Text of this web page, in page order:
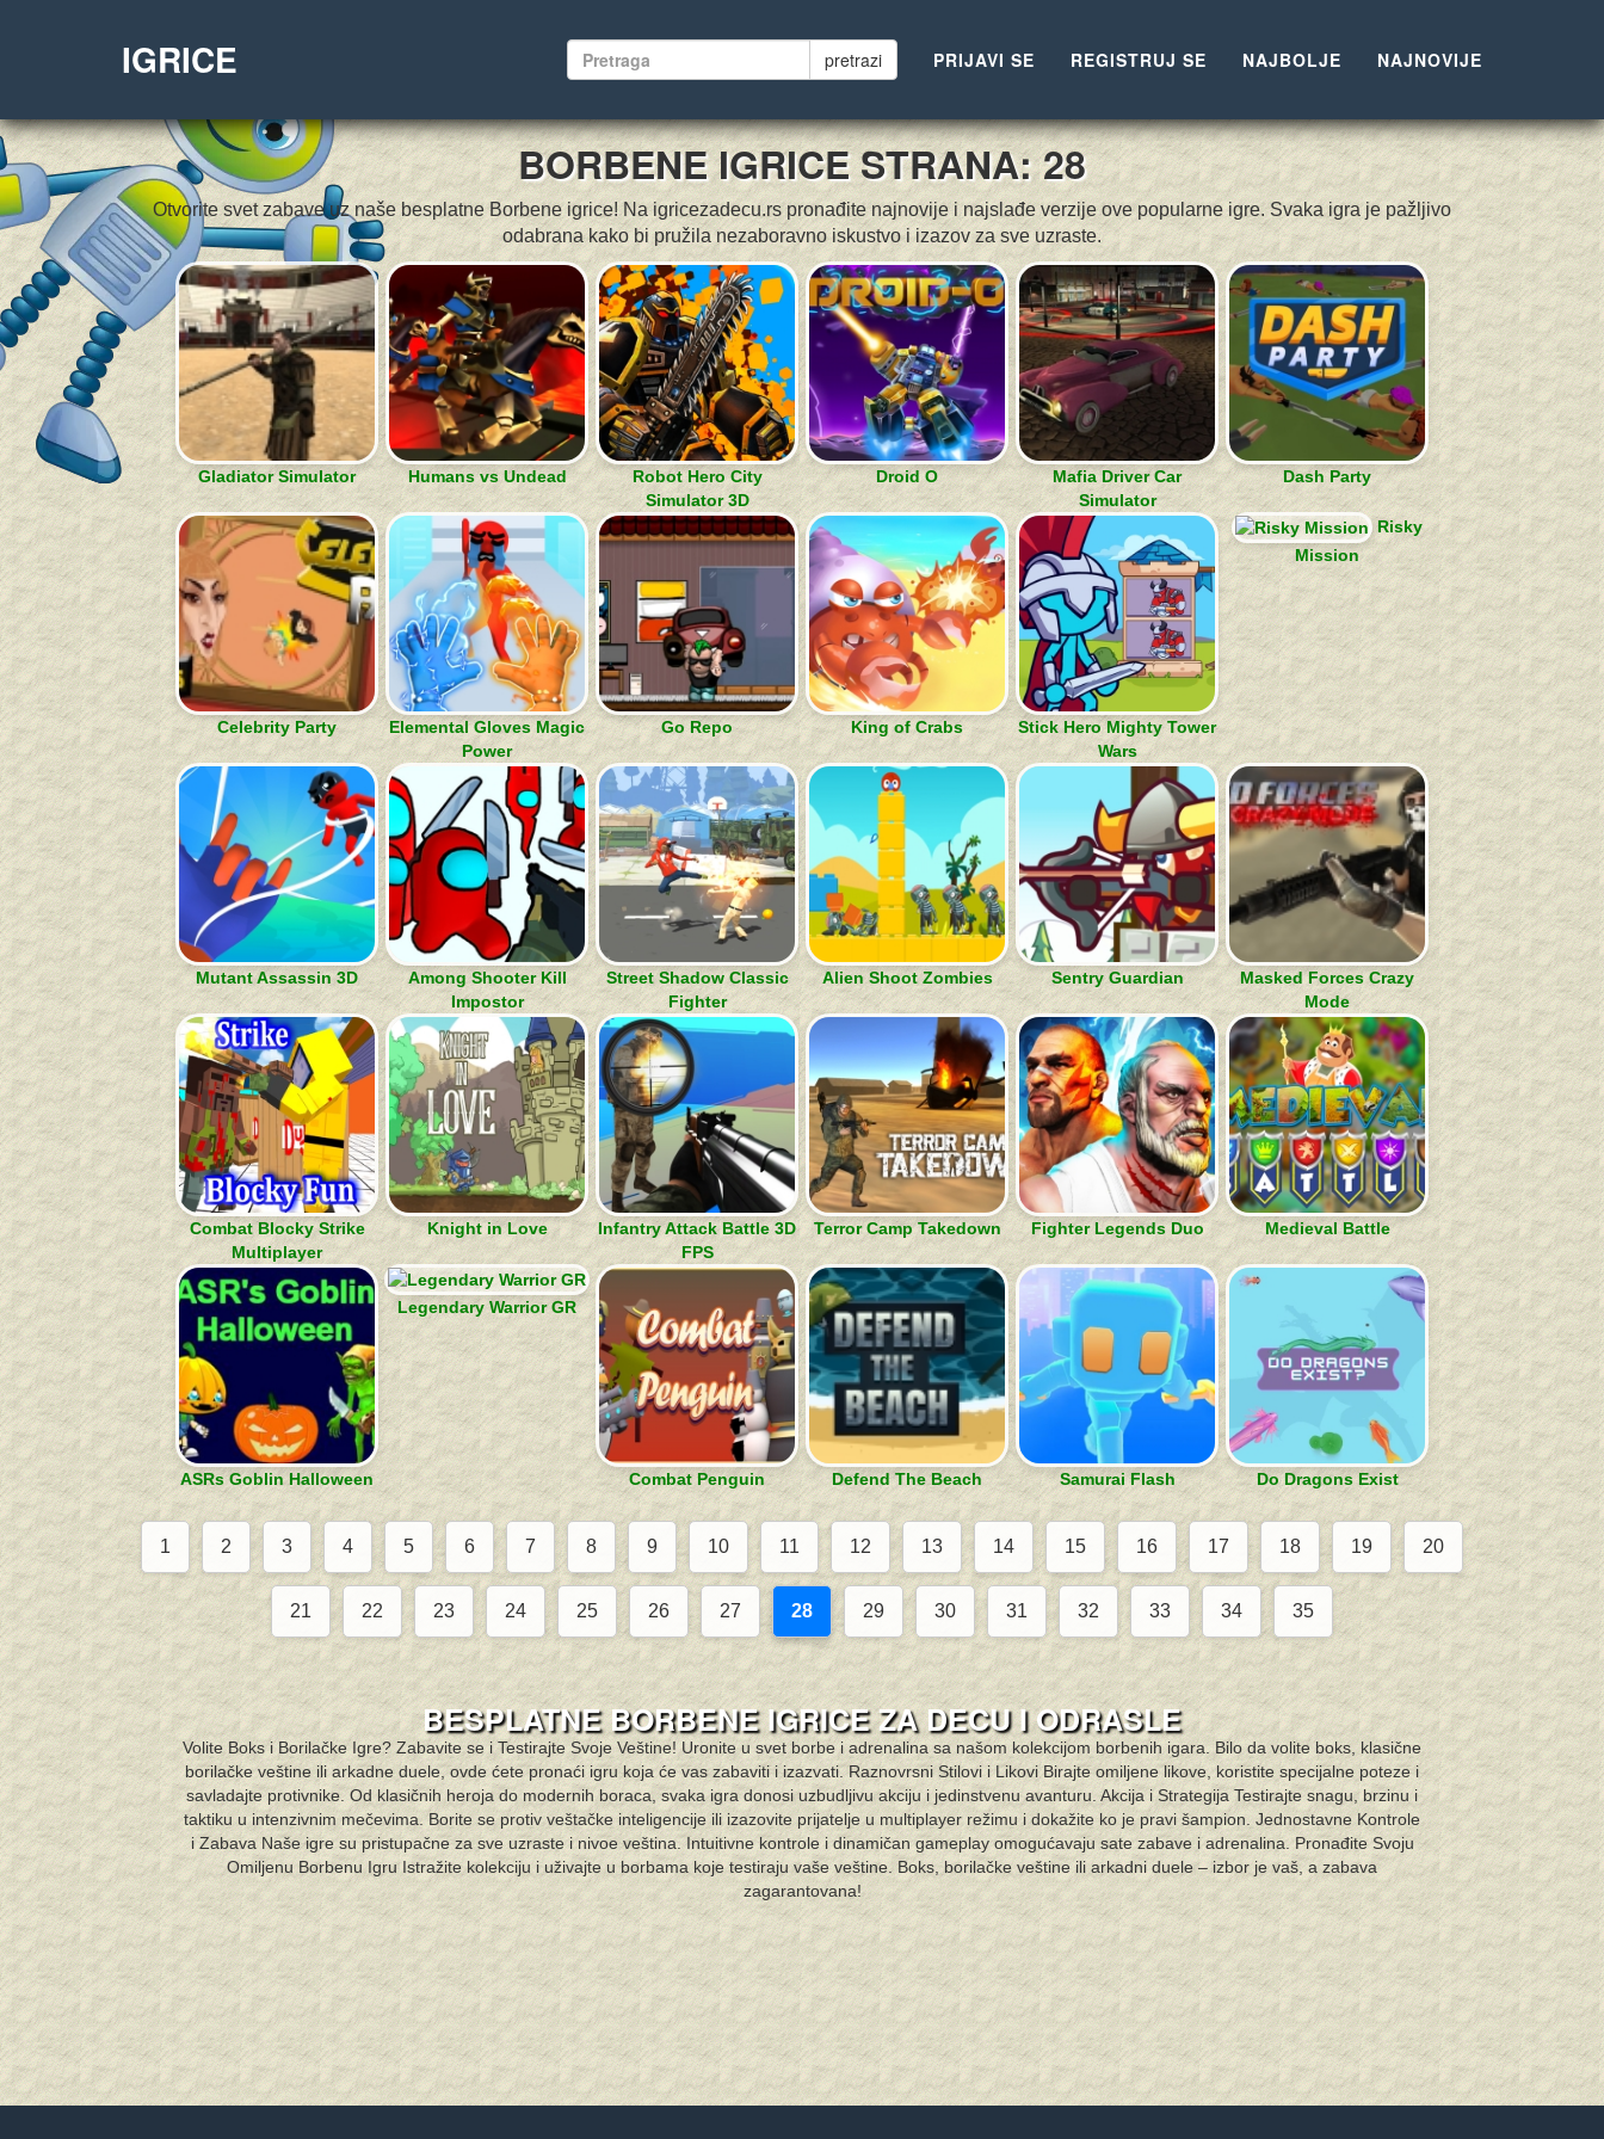
IGRICE pretrazi PRIJAVI SE REGISTRUJ SE NAJBOLJE NAJNOVIJE
BORBENE IGRICE STRANA: 28
Otvorite svet zabave uz naše besplatne Borbene igrice! Na igricezadecu.rs pronađite najnovije i najslađe verzije ove popularne igre. Svaka igra je pažljivo
odabrana kako bi pružila nezaboravno iskustvo i izazov za sve uzraste.
Gladiator Simulator Humans vs Undead
Robot Hero City
Simulator 3D
Droid O
Mafia Driver Car
Simulator
Dash Party
Celebrity Party
Elemental Gloves Magic
Power
Go Repo King of Crabs
Stick Hero Mighty Tower
Wars
Risky
Mission
Mutant Assassin 3D
Among Shooter Kill
Impostor
Street Shadow Classic
Fighter
Alien Shoot Zombies Sentry Guardian
Masked Forces Crazy
Mode
Combat Blocky Strike
Multiplayer
Knight in Love
Infantry Attack Battle 3D
FPS
Terror Camp Takedown Fighter Legends Duo Medieval Battle
ASRs Goblin Halloween
Legendary Warrior GR
Combat Penguin Defend The Beach Samurai Flash Do Dragons Exist
1 2 3 4 5 6 7 8 9 10 11 12 13 14 15 16 17 18 19 20
21 22 23 24 25 26 27 28 29 30 31 32 33 34 35
BESPLATNE BORBENE IGRICE ZA DECU I ODRASLE
Volite Boks i Borilačke Igre? Zabavite se i Testirajte Svoje Veštine! Uronite u svet borbe i adrenalina sa našom kolekcijom borbenih igara. Bilo da volite boks, klasične
borilačke veštine ili arkadne duele, ovde ćete pronaći igru koja će vas zabaviti i izazvati. Raznovrsni Stilovi i Likovi Birajte omiljene likove, koristite specijalne poteze i
savladajte protivnike. Od klasičnih heroja do modernih boraca, svaka igra donosi uzbudljivu akciju i jedinstvenu avanturu. Akcija i Strategija Testirajte snagu, brzinu i
taktiku u intenzivnim mečevima. Borite se protiv veštačke inteligencije ili izazovite prijatelje u multiplayer režimu i dokažite ko je pravi šampion. Jednostavne Kontrole
i Zabava Naše igre su pristupačne za sve uzraste i nivoe veština. Intuitivne kontrole i dinamičan gameplay omogućavaju sate zabave i adrenalina. Pronađite Svoju
Omiljenu Borbenu Igru Istražite kolekciju i uživajte u borbama koje testiraju vaše veštine. Boks, borilačke veštine ili arkadni duele – izbor je vaš, a zabava
zagarantovana!